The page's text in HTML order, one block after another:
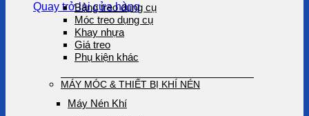
Quay trở lại cửa hàng
Bảng treo dụng cụ
Móc treo dụng cụ
Khay nhựa
Giá treo
Phụ kiện khác
MÁY MÓC & THIẾT BỊ KHÍ NÉN
Máy Nén Khí